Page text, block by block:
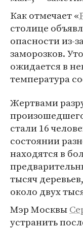
Как отмечает «
столице
опасности из-
заморозков.
ожидается в
температура
Жертвами
стали 16
состоянии
находятся в
тысяч
около двух
Мэр Москвы
устранить